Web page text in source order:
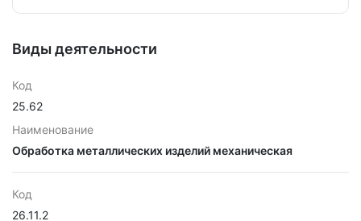
Виды деятельности
Код
25.62
Наименование
Обработка металлических изделий механическая
Код
26.11.2